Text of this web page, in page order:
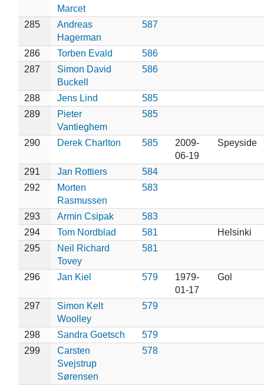
Marcet
285
Andreas
Hagerman
587
286 Torben Evald
586
287
Simon David
Buckell
586
288 Jens Lind
585
289
Pieter
Vantieghem
585
290 Derek Charlton 585
2009-
06-19
Speyside
291 Jan Rottiers
584
292
Morten
Rasmussen
583
293 Armin Csipak
583
294
Tom Nordblad 581
Helsinki
295
Neil Richard
Tovey
581
296 Jan Kiel 579
1979-
01-17
Gol
297
Simon Kelt
Woolley
579
298 Sandra Goetsch
579
299
Carsten
Svejstrup
Sørensen
578